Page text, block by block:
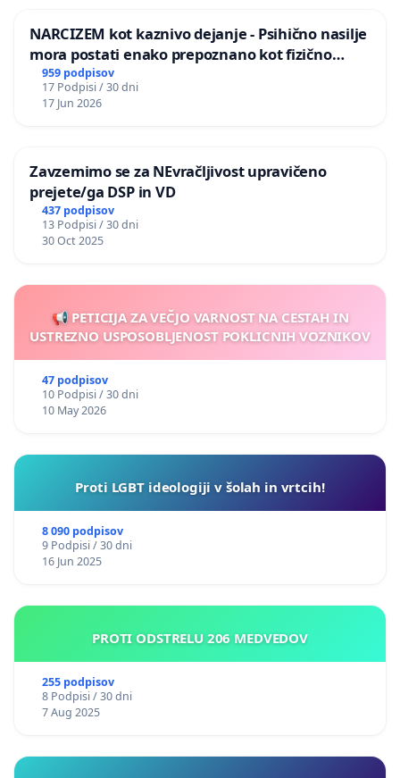
NARCIZEM kot kaznivo dejanje - Psihično nasilje
mora postati enako prepoznano kot fizično
nasilje
959 podpisov
17 Podpisi / 30 dni
17 Jun 2026
Zavzemimo se za NEvračljivost upravičeno
prejete/ga DSP in VD
437 podpisov
13 Podpisi / 30 dni
30 Oct 2025
📢 PETICIJA ZA VEČJO VARNOST NA CESTAH IN
USTREZNO USPOSOBLJENOST POKLICNIH VOZNIKOV
47 podpisov
10 Podpisi / 30 dni
10 May 2026
Proti LGBT ideologiji v šolah in vrtcih!
8 090 podpisov
9 Podpisi / 30 dni
16 Jun 2025
PROTI ODSTRELU 206 MEDVEDOV
255 podpisov
8 Podpisi / 30 dni
7 Aug 2025